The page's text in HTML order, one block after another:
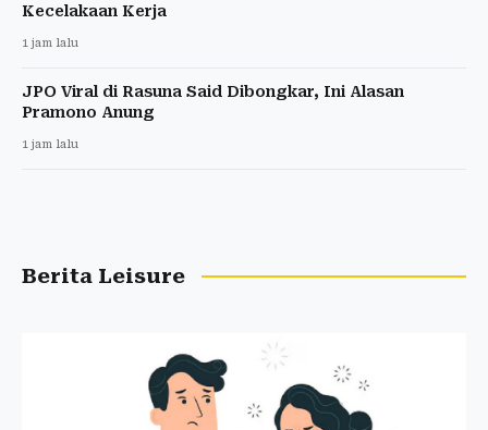
Kecelakaan Kerja
1 jam lalu
JPO Viral di Rasuna Said Dibongkar, Ini Alasan
Pramono Anung
1 jam lalu
Berita Leisure